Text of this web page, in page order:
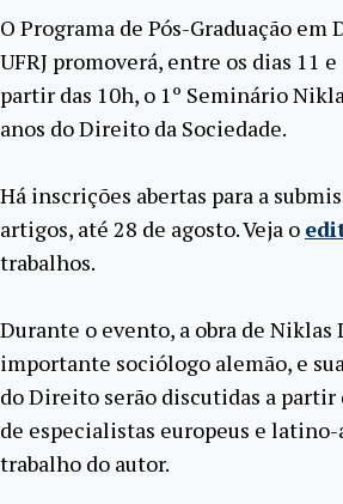
O Programa de Pós-Graduação em
UFRJ promoverá, entre os dias 11
partir das 10h, o 1º Seminário
anos do Direito da Sociedade.
Há inscrições abertas para a
artigos, até 28 de agosto. Veja o
trabalhos.
Durante o evento, a obra de Niklas
importante sociólogo alemão, e
do Direito serão discutidas a partir
de especialistas europeus e
trabalho do autor.